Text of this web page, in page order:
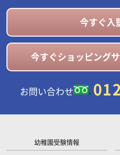
今すぐ入
今すぐショッピング
お問い合わせ
幼稚園受験情報